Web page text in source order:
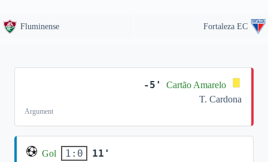
Fluminense Fortaleza EC
-5'
Cartão Amarelo
T. Cardona
Argument
Gol 1:0 11'